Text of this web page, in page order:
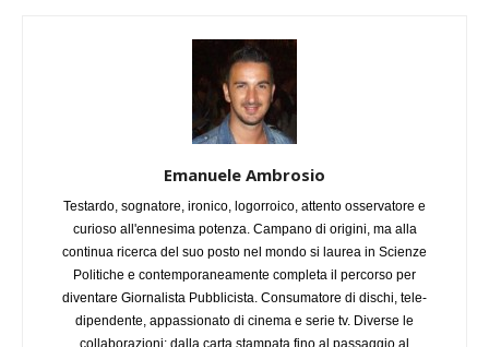
Emanuele Ambrosio
Testardo, sognatore, ironico, logorroico, attento osservatore e
curioso all'ennesima potenza. Campano di origini, ma alla
continua ricerca del suo posto nel mondo si laurea in Scienze
Politiche e contemporaneamente completa il percorso per
diventare Giornalista Pubblicista. Consumatore di dischi, tele-
dipendente, appassionato di cinema e serie tv. Diverse le